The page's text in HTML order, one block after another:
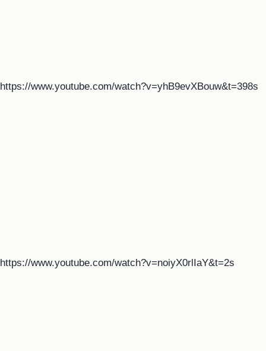
https://www.youtube.com/watch?v=yhB9evXBouw&t=398s
https://www.youtube.com/watch?v=noiyX0rlIaY&t=2s